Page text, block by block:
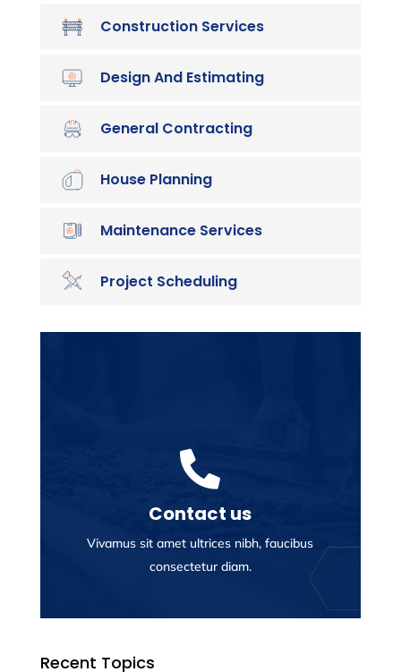
Construction Services
Design And Estimating
General Contracting
House Planning
Maintenance Services
Project Scheduling

Contact us
Vivamus sit amet ultrices nibh, faucibus
consectetur diam.
Recent Topics